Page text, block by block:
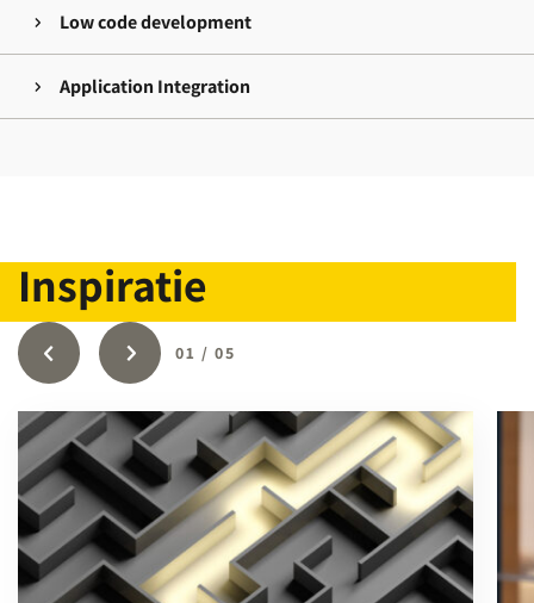
Low code development
Application Integration
Inspiratie
01 / 05